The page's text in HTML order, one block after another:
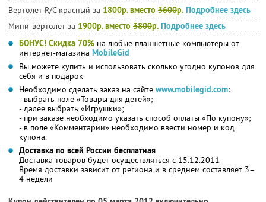
Вертолет R/С красный за 1800р. вместо 3600р. Подробнее здесь
Мини-вертолет за 1900р. вместо 3800р. Подробнее здесь
БОНУС! Скидка 70% на любые планшетные компьютеры от
интернет-магазина MobileGid
Вы можете купить и использовать сколько угодно купонов для
себя и в подарок
Необходимо сделать заказ на сайте www.mobilegid.com:
- выбрать поле «Товары для детей»;
- далее выбрать «Игрушки»;
- при заказе необходимо указать способ оплаты «По купону»;
- в поле «Комментарии» необходимо ввести номер и код
купона.
Доставка по всей России бесплатная
Доставка товаров будет осуществляться с 15.12.2011
Время доставки зависит от региона и в среднем составляет 3–
4 недели